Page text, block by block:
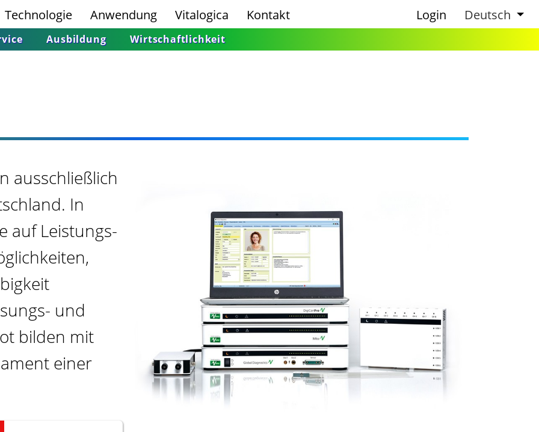
Ausbildung Wirtschaftlichkeit
Technologie Anwendung Vitalogica Kontakt Login Deutsch
ausschließlich
In
auf Leistungs­
und
bilden mit
einer